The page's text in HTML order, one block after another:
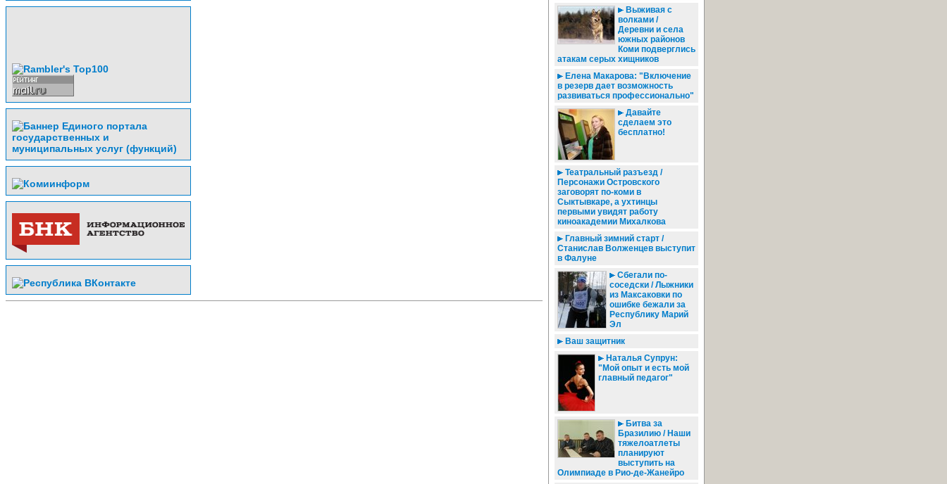
Выживая с
волками /
Деревни и села
южных районов
Коми подверглись
атакам серых хищников
Елена Макарова: "Включение
в резерв дает возможность
развиваться профессионально"
Давайте
сделаем это
бесплатно!
Театральный разъезд /
Персонажи Островского
заговорят по-коми в
Сыктывкаре, а ухтинцы
первыми увидят работу
киноакадемии Михалкова
Главный зимний старт /
Станислав Волженцев выступит
в Фалуне
Сбегали по-
соседски / Лыжники
из Максаковки по
ошибке бежали за
Республику Марий
Эл
Ваш защитник
Наталья Супрун:
"Мой опыт и есть мой
главный педагог"
Битва за
Бразилию / Наши
тяжелоатлеты
планируют
выступить на
Олимпиаде в Рио-де-Жанейро